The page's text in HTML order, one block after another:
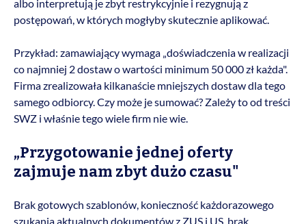
albo interpretują je zbyt restrykcyjnie i rezygnują z
postępowań, w których mogłyby skutecznie aplikować.
Przykład: zamawiający wymaga „doświadczenia w realizacji
co najmniej 2 dostaw o wartości minimum 50 000 zł każda".
Firma zrealizowała kilkanaście mniejszych dostaw dla tego
samego odbiorcy. Czy może je sumować? Zależy to od treści
SWZ i właśnie tego wiele firm nie wie.
„Przygotowanie jednej oferty
zajmuje nam zbyt dużo czasu"
Brak gotowych szablonów, konieczność każdorazowego
szukania aktualnych dokumentów z ZUS i US, brak